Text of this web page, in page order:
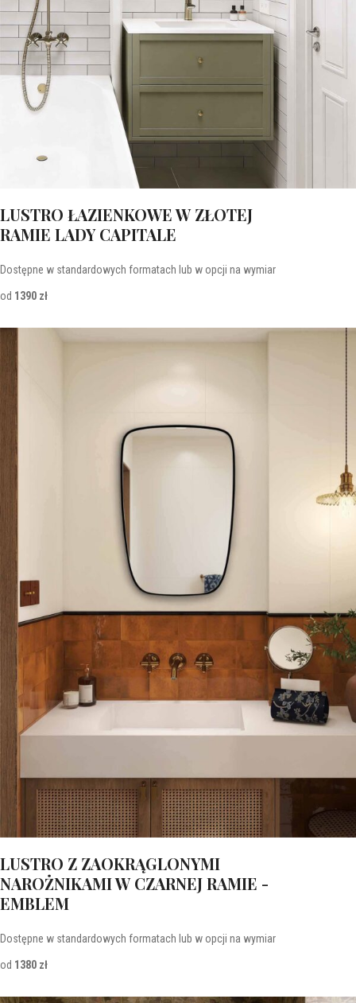
LUSTRO ŁAZIENKOWE W ZŁOTEJ
RAMIE LADY CAPITALE
Dostępne w standardowych formatach lub w opcji na wymiar
od 1390 zł
LUSTRO Z ZAOKRĄGLONYMI
NAROŻNIKAMI W CZARNEJ RAMIE -
EMBLEM
Dostępne w standardowych formatach lub w opcji na wymiar
od 1380 zł